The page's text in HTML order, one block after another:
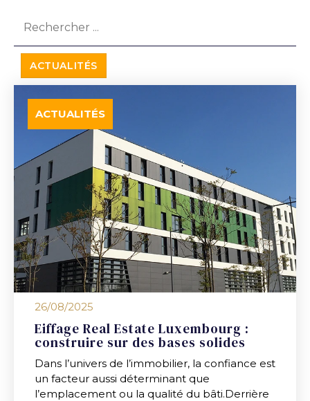
ACTUALITÉS
ACTUALITÉS
26/08/2025
Eiffage Real Estate Luxembourg :
construire sur des bases solides
Dans l’univers de l’immobilier, la confiance est
un facteur aussi déterminant que
l’emplacement ou la qualité du bâti.Derrière